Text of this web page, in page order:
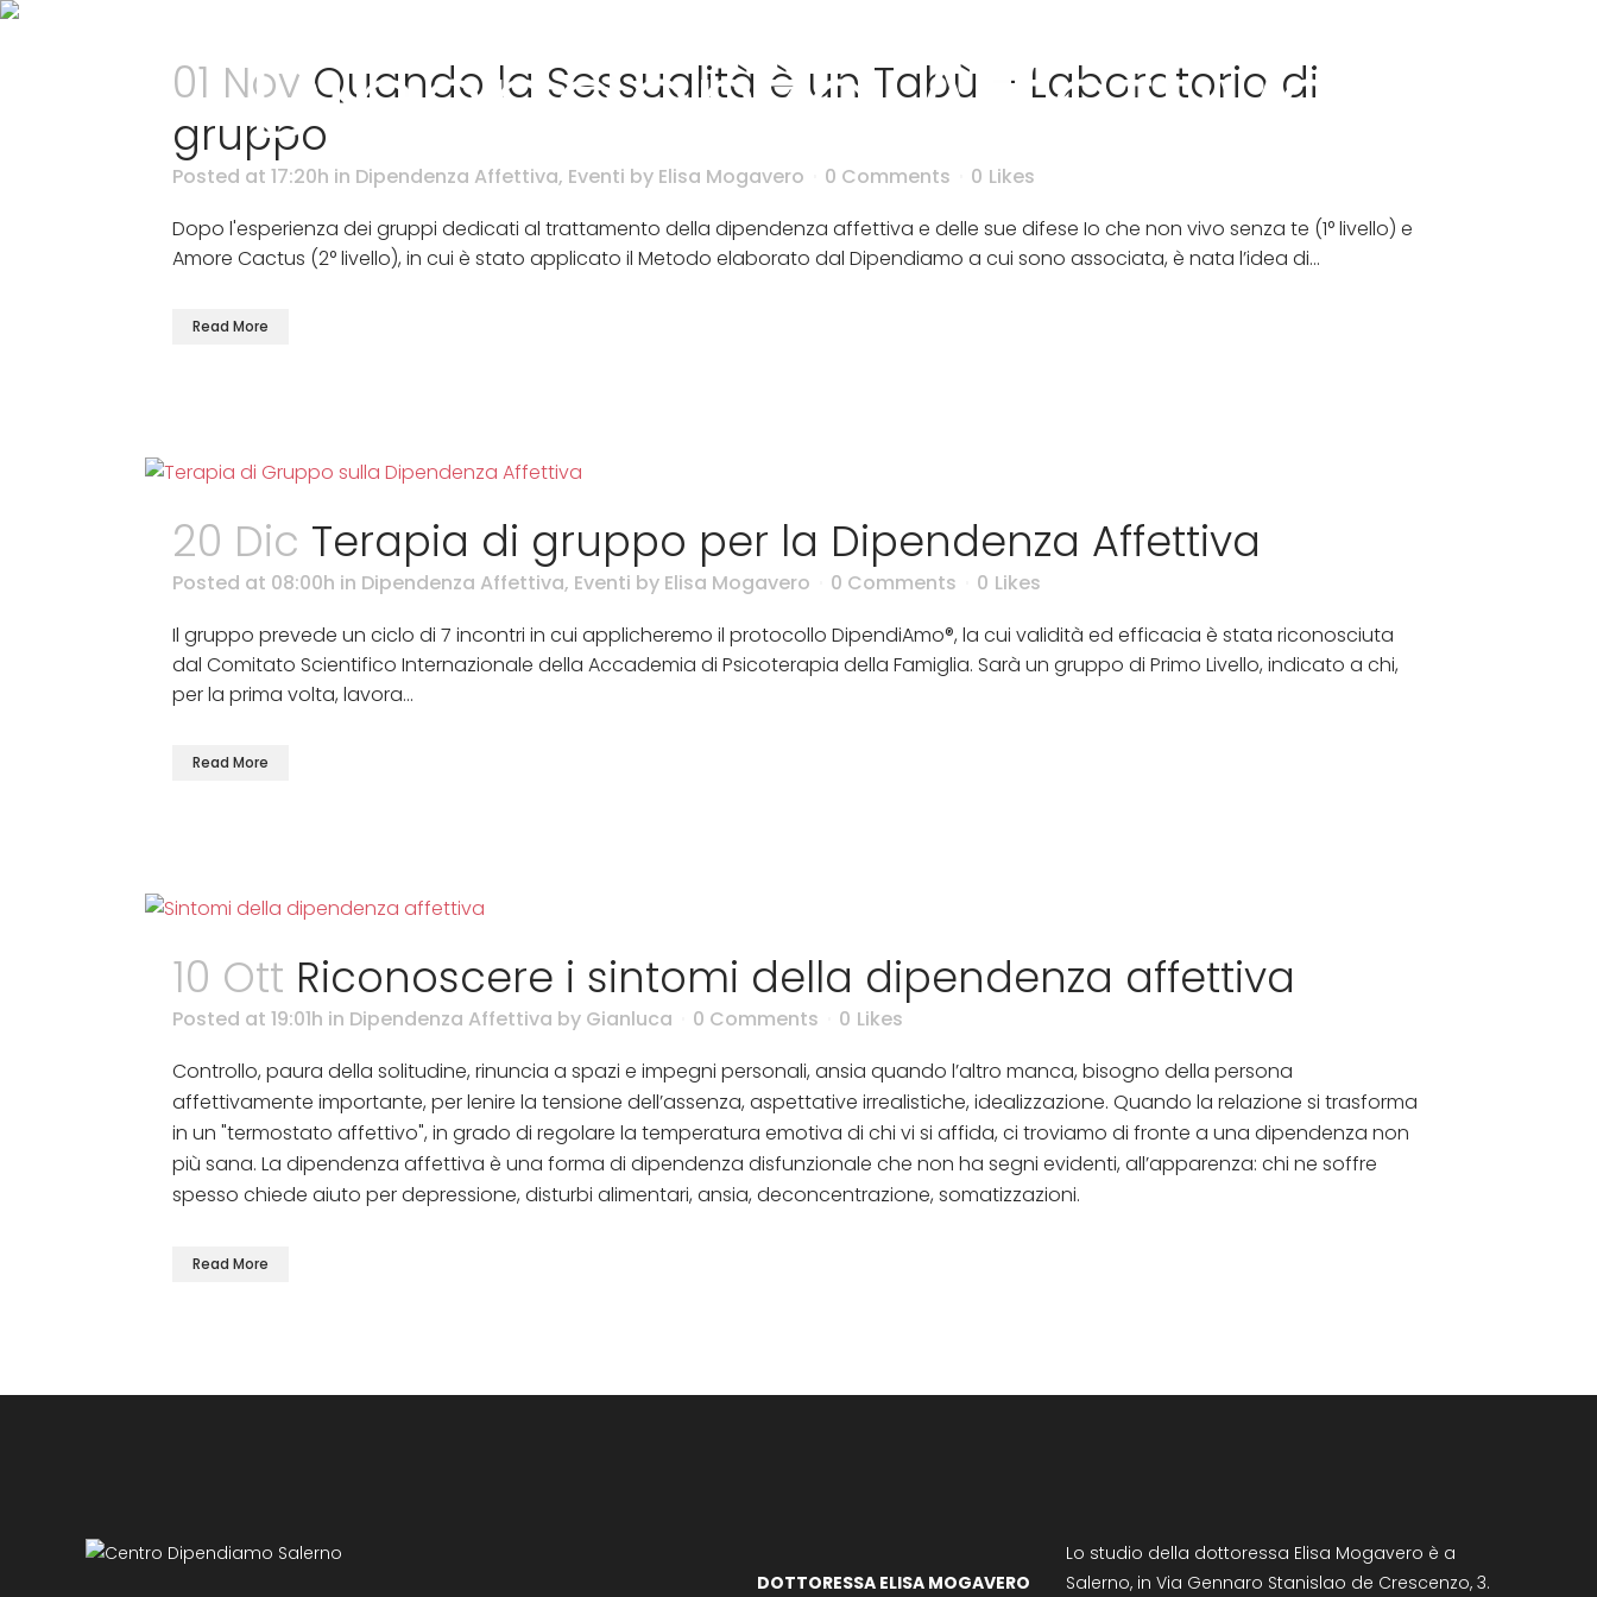
Dipendenza Affettiva
01 Nov Quando la Sessualità è un Tabù – Laboratorio di
gruppo
Posted at 17:20h in Dipendenza Affettiva, Eventi by Elisa Mogavero 0 Comments 0 Likes
Dopo l'esperienza dei gruppi dedicati al trattamento della dipendenza affettiva e delle sue difese Io che non vivo senza te (1° livello) e
Amore Cactus (2° livello), in cui è stato applicato il Metodo elaborato dal Dipendiamo a cui sono associata, è nata l’idea di...
Read More
20 Dic Terapia di gruppo per la Dipendenza Affettiva
Posted at 08:00h in Dipendenza Affettiva, Eventi by Elisa Mogavero 0 Comments 0 Likes
Il gruppo prevede un ciclo di 7 incontri in cui applicheremo il protocollo DipendiAmo®, la cui validità ed efficacia è stata riconosciuta
dal Comitato Scientifico Internazionale della Accademia di Psicoterapia della Famiglia. Sarà un gruppo di Primo Livello, indicato a chi,
per la prima volta, lavora...
Read More
10 Ott Riconoscere i sintomi della dipendenza affettiva
Posted at 19:01h in Dipendenza Affettiva by Gianluca 0 Comments 0 Likes
Controllo, paura della solitudine, rinuncia a spazi e impegni personali, ansia quando l’altro manca, bisogno della persona
affettivamente importante, per lenire la tensione dell’assenza, aspettative irrealistiche, idealizzazione. Quando la relazione si trasforma
in un "termostato affettivo", in grado di regolare la temperatura emotiva di chi vi si affida, ci troviamo di fronte a una dipendenza non
più sana. La dipendenza affettiva è una forma di dipendenza disfunzionale che non ha segni evidenti, all’apparenza: chi ne soffre
spesso chiede aiuto per depressione, disturbi alimentari, ansia, deconcentrazione, somatizzazioni.
Read More
DOTTORESSA ELISA MOGAVERO
Lo studio della dottoressa Elisa Mogavero è a
Salerno, in Via Gennaro Stanislao de Crescenzo, 3.